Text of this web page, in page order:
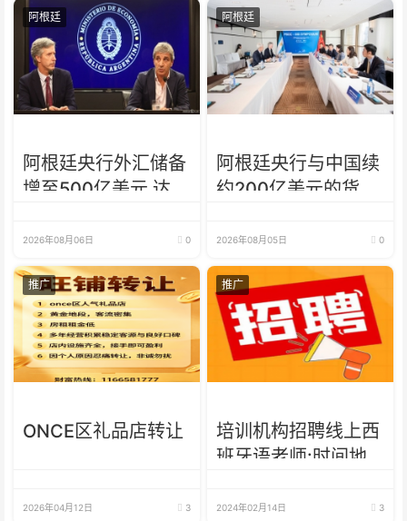
阿根廷
阿根廷央行外汇储备
增至500亿美元 达近
2026年08月06日 0
阿根廷
阿根廷央行与中国续
约200亿美元的货币
2026年08月05日 0
推广
ONCE区礼品店转让
2026年04月12日 3
推广
培训机构招聘线上西
班牙语老师:时间地
职
2024年02月14日 3